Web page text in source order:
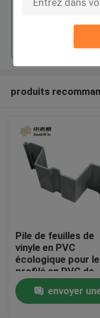
Maison
Produits
produits
Pile de feuilles de
vinyle en PVC
écologique pour le
profilé en PVC de
génie civil
envoyer